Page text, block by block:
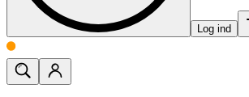
Log ind